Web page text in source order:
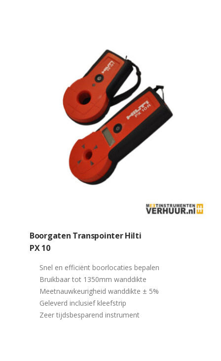
Boorgaten Transpointer Hilti
PX 10
Snel en efficiënt boorlocaties bepalen
Bruikbaar tot 1350mm wanddikte
Meetnauwkeurigheid wanddikte ± 5%
Geleverd inclusief kleefstrip
Zeer tijdsbesparend instrument